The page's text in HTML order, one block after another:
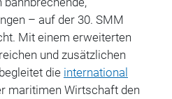
– auf der 30. SMM
Mit einem erweiterten
und zusätzlichen
die international
maritimen Wirtschaft den